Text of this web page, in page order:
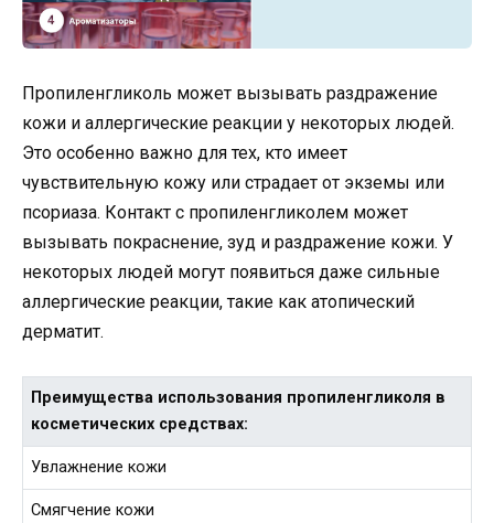
Пропиленгликоль может вызывать раздражение
кожи и аллергические реакции у некоторых людей.
Это особенно важно для тех, кто имеет
чувствительную кожу или страдает от экземы или
псориаза. Контакт с пропиленгликолем может
вызывать покраснение, зуд и раздражение кожи. У
некоторых людей могут появиться даже сильные
аллергические реакции, такие как атопический
дерматит.
Преимущества использования пропиленгликоля в
косметических средствах:
Увлажнение кожи
Смягчение кожи